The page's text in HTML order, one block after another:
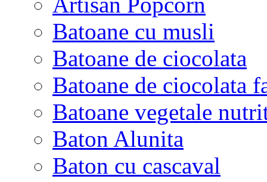
Batoane cu musli
Batoane de ciocolata
Batoane de ciocolata
Batoane vegetale
Baton Alunita
Baton cu cascaval